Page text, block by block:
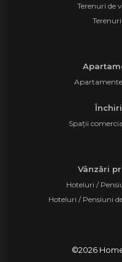
Terenuri de
Spații
Vânzări
Hoteluri /
Hoteluri / Pensiuni
©2026Home